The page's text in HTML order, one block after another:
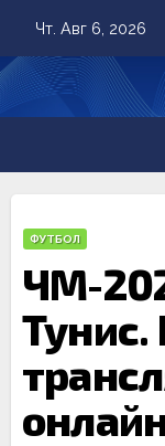
content
Чт. Авг 6, 2026
ФУТБОЛ
ЧМ-